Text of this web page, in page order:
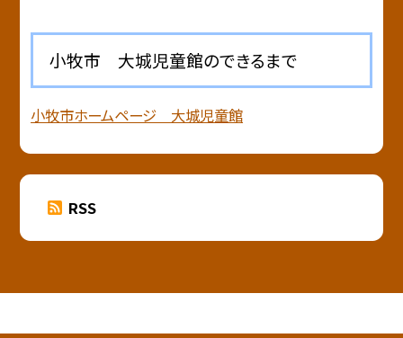
小牧市 大城児童館のできるまで
小牧市ホームページ 大城児童館
RSS